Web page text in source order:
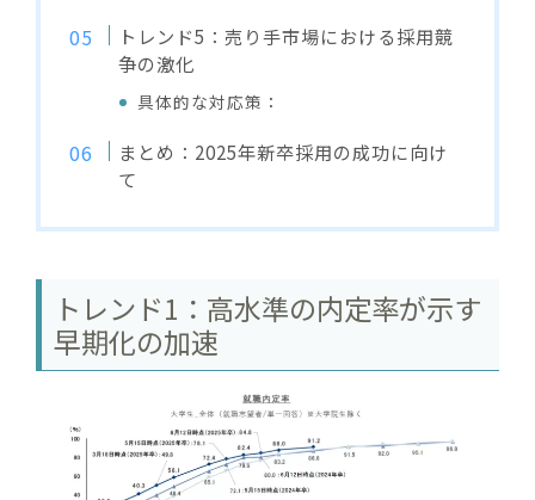
トレンド5：売り手市場における採用競
争の激化
具体的な対応策：
まとめ：2025年新卒採用の成功に向け
て
トレンド1：高水準の内定率が示す
早期化の加速